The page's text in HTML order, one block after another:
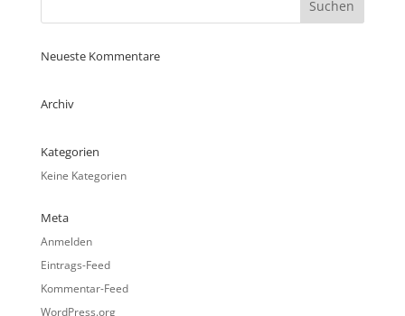
Neueste Kommentare
Archiv
Kategorien
Keine Kategorien
Meta
Anmelden
Eintrags-Feed
Kommentar-Feed
WordPress.org